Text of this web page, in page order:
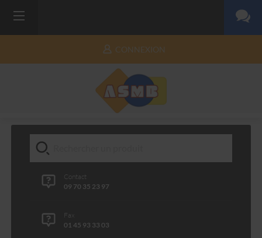
CONNEXION
Contact
09 70 35 23 97
Fax
01 45 93 33 03